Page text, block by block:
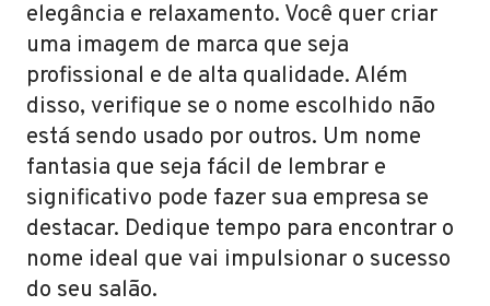
elegância e relaxamento. Você quer criar
uma imagem de marca que seja
profissional e de alta qualidade. Além
disso, verifique se o nome escolhido não
está sendo usado por outros. Um nome
fantasia que seja fácil de lembrar e
significativo pode fazer sua empresa se
destacar. Dedique tempo para encontrar o
nome ideal que vai impulsionar o sucesso
do seu salão.